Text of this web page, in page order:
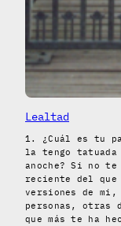
Lealtad
1. ¿Cuál es tu
la tengo tatuada
anoche? Si no
reciente del que
versiones de
personas, otras
que más te ha